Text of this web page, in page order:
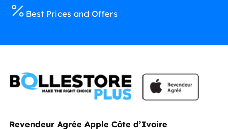
Best Prices and Offers
Revendeur Agrée Apple Côte d’Ivoire